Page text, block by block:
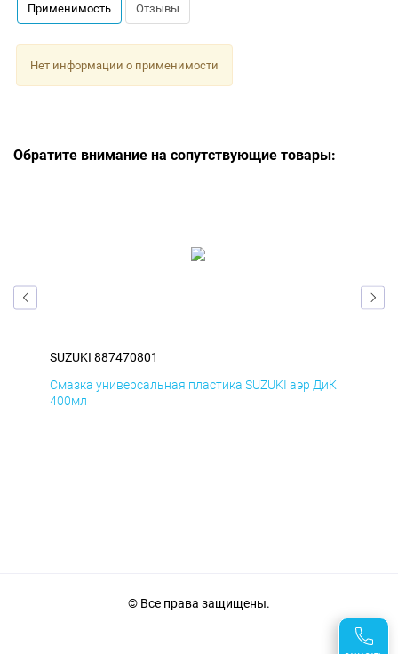
Применимость Отзывы
Нет информации о применимости
Обратите внимание на сопутствующие товары:
SUZUKI 887470801
Смазка универсальная пластика SUZUKI аэр ДиК
400мл
© Все права защищены.